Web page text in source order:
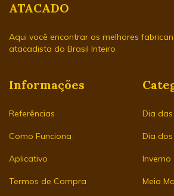
ATACADO
Aqui você encontrar os melhores
atacadista do Brasil Inteiro
Informações
Referências
Como Funciona
Aplicativo
Termos de Compra
Dia
Dia dos
Inverno
Meia